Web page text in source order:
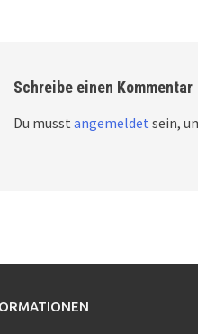
Schreibe einen Kommentar
Du musst angemeldet sein,